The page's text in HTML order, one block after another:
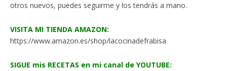
otros nuevos, puedes seguirme y los tendrás a mano.
VISITA MI TIENDA AMAZON:
https://www.amazon.es/shop/lacocinadefrabisa
SIGUE mis RECETAS en mi canal de YOUTUBE: